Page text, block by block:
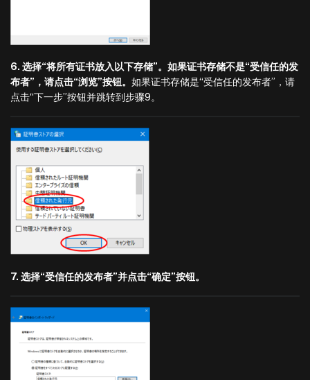
6. 选择“将所有证书放入以下存储”。如果证书存储不是“受信任的发
布者”，请点击“浏览”按钮。 如果证书存储是“受信任的发布者”，请
点击“下一步”按钮并跳转到步骤9。
7. 选择“受信任的发布者”并点击“确定”按钮。